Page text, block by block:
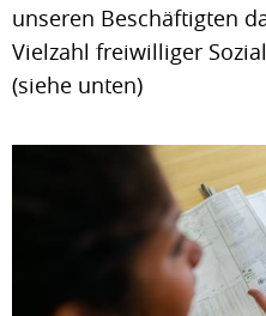
unseren Beschäftigten
Vielzahl freiwilliger
(siehe unten)